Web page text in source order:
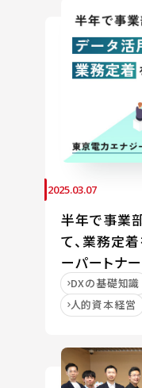
2025.03.07
半年で事業
て、業務定
ーパートナ
DXの基礎知識
人的資本経営